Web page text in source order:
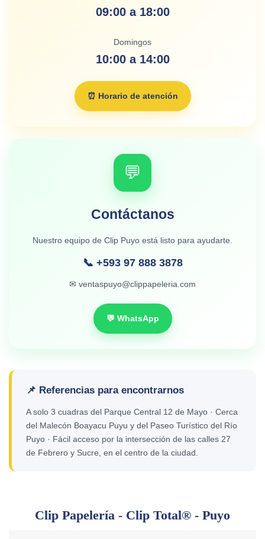
09:00 a 18:00
Domingos
10:00 a 14:00
⏰ Horario de atención
💬
Contáctanos
Nuestro equipo de Clip Puyo está listo para ayudarte.
📞 +593 97 888 3878
✉ ventaspuyo@clippapeleria.com
💬 WhatsApp
📌 Referencias para encontrarnos
A solo 3 cuadras del Parque Central 12 de Mayo · Cerca
del Malecón Boayacu Puyu y del Paseo Turístico del Río
Puyo · Fácil acceso por la intersección de las calles 27
de Febrero y Sucre, en el centro de la ciudad.
Clip Papelería - Clip Total® - Puyo